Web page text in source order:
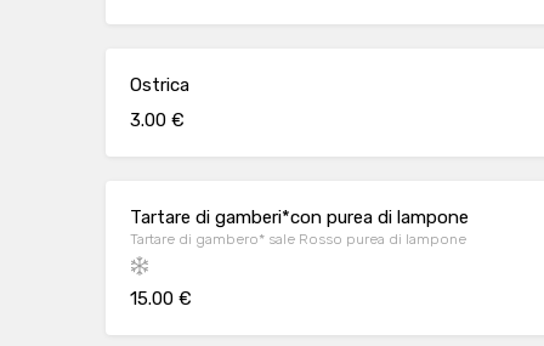
Ostrica
3.00 €
Tartare di gamberi*con purea di lampone
Tartare di gambero* sale Rosso purea di lampone
15.00 €